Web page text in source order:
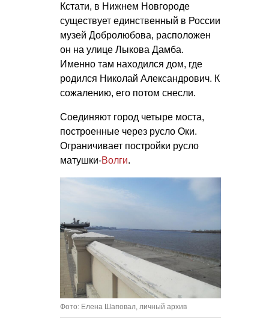
Кстати, в Нижнем Новгороде
существует единственный в России
музей Добролюбова, расположен
он на улице Лыкова Дамба.
Именно там находился дом, где
родился Николай Александрович. К
сожалению, его потом снесли.
Соединяют город четыре моста,
построенные через русло Оки.
Ограничивает постройки русло
матушки-Волги.
Фото: Елена Шаповал, личный архив